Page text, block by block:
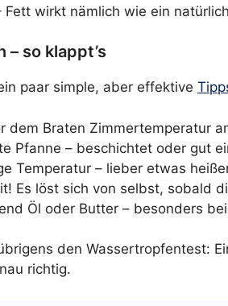
Fett wirkt nämlich wie ein
– so klappt’s
paar simple, aber effektive
dem Braten Zimmertemperatur
Pfanne – beschichtet oder gut
Temperatur – lieber etwas
Es löst sich von selbst, sobald
Öl oder Butter – besonders
den Wassertropfentest:
richtig.